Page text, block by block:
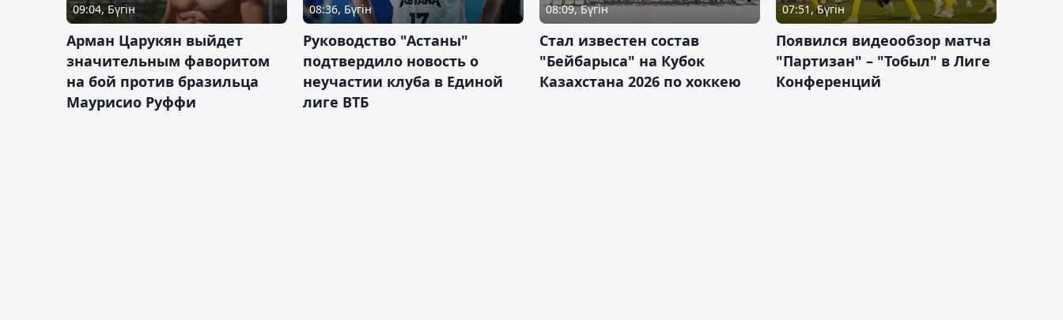
09:04, Бүгін
Арман Царукян выйдет
значительным фаворитом
на бой против бразильца
Маурисио Руффи
08:36, Бүгін
Руководство "Астаны"
подтвердило новость о
неучастии клуба в Единой
лиге ВТБ
08:09, Бүгін
Стал известен состав
"Бейбарыса" на Кубок
Казахстана 2026 по хоккею
07:51, Бүгін
Появился видеообзор матча
"Партизан" – "Тобыл" в Лиге
Конференций